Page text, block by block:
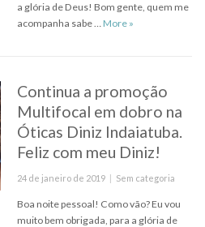
a glória de Deus! Bom gente, quem me
acompanha sabe …More Tiago Costa
»
Continua a promoção
Multifocal em dobro na
Óticas Diniz Indaiatuba.
Feliz com meu Diniz!
Posted
24 de janeiro de 2019 Categories
Sem categoria
Boa noite pessoal! Como vão? Eu vou
muito bem obrigada, para a glória de